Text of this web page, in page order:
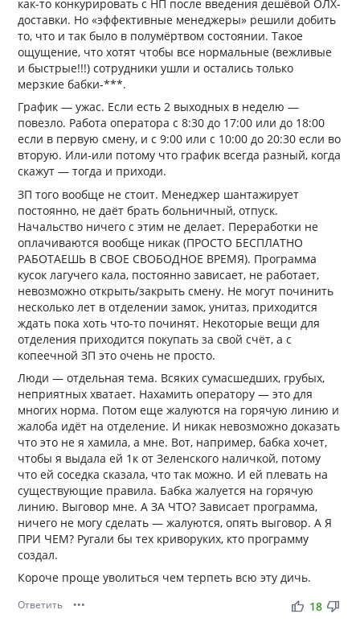
как-то конкурировать с НП после введения дешёвой ОЛХ-
доставки. Но «эффективные менеджеры» решили добить
то, что и так было в полумёртвом состоянии. Такое
ощущение, что хотят чтобы все нормальные (вежливые
и быстрые!!!) сотрудники ушли и остались только
мерзкие бабки-***.
График — ужас. Если есть 2 выходных в неделю —
повезло. Работа оператора с 8:30 до 17:00 или до 18:00
если в первую смену, и с 9:00 или с 10:00 до 20:30 если во
вторую. Или-или потому что график всегда разный, когда
скажут — тогда и приходи.
ЗП того вообще не стоит. Менеджер шантажирует
постоянно, не даёт брать больничный, отпуск.
Начальство ничего с этим не делает. Переработки не
оплачиваются вообще никак (ПРОСТО БЕСПЛАТНО
РАБОТАЕШЬ В СВОЕ СВОБОДНОЕ ВРЕМЯ). Программа
кусок лагучего кала, постоянно зависает, не работает,
невозможно открыть/закрыть смену. Не могут починить
несколько лет в отделении замок, унитаз, приходится
ждать пока хоть что-то починят. Некоторые вещи для
отделения приходится покупать за свой счёт, а с
копеечной ЗП это очень не просто.
Люди — отдельная тема. Всяких сумасшедших, грубых,
неприятных хватает. Нахамить оператору — это для
многих норма. Потом еще жалуются на горячую линию и
жалоба идёт на отделение. И никак невозможно доказать
что это не я хамила, а мне. Вот, например, бабка хочет,
чтобы я выдала ей 1к от Зеленского наличкой, потому
что ей соседка сказала, что так можно. И ей плевать на
существующие правила. Бабка жалуется на горячую
линию. Выговор мне. А ЗА ЧТО? Зависает программа,
ничего не могу сделать — жалуются, опять выговор. А Я
ПРИ ЧЕМ? Ругали бы тех криворуких, кто программу
создал.
Короче проще уволиться чем терпеть всю эту дичь.
Ответить ••• thumb_up thumb_down
18